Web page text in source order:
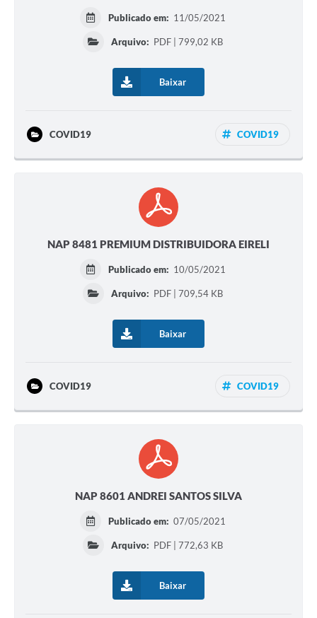
Publicado em: 11/05/2021
Arquivo: PDF | 799,02 KB
Baixar
COVID19 COVID19
NAP 8481 PREMIUM DISTRIBUIDORA EIRELI
Publicado em: 10/05/2021
Arquivo: PDF | 709,54 KB
Baixar
COVID19 COVID19
NAP 8601 ANDREI SANTOS SILVA
Publicado em: 07/05/2021
Arquivo: PDF | 772,63 KB
Baixar